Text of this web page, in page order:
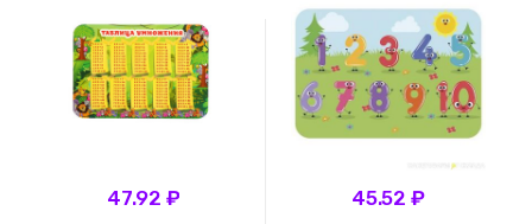
47.92 ₽ 45.52 ₽